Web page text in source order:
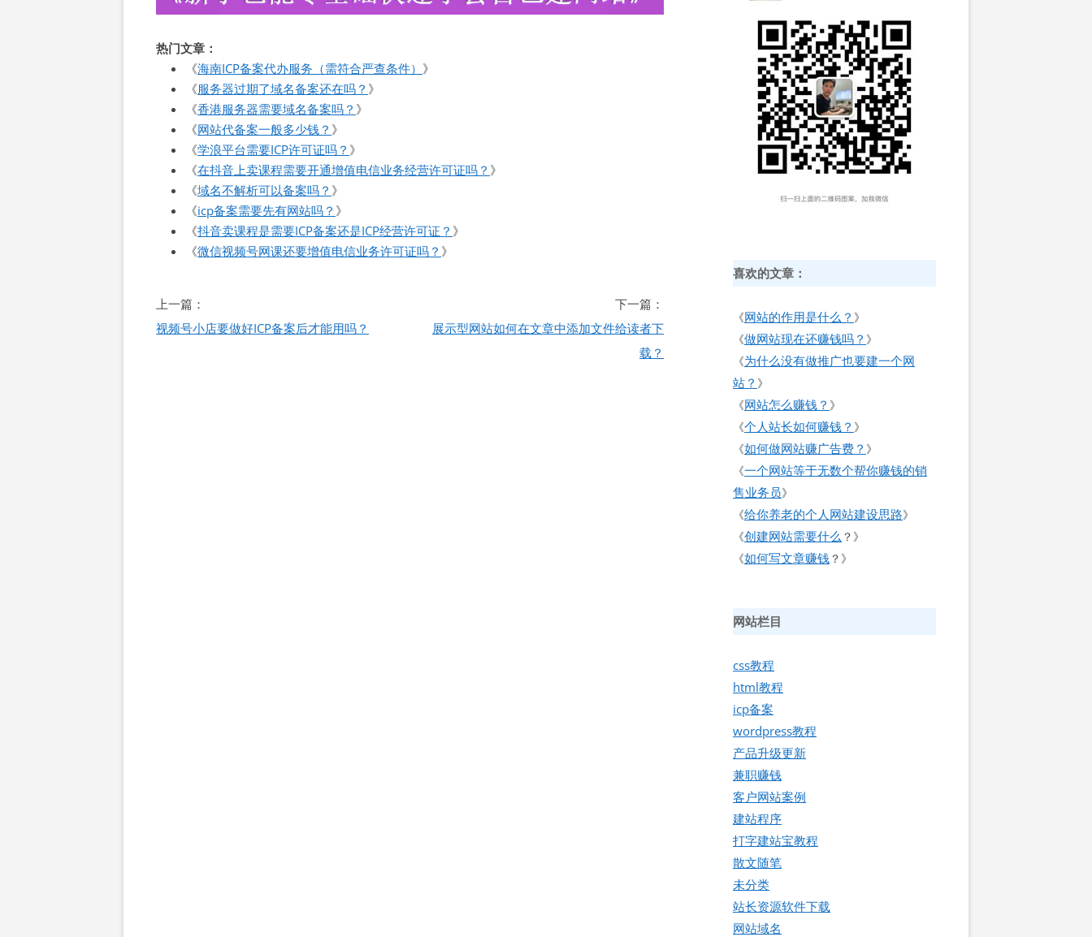
热门文章：
《海南ICP备案代办服务（需符合严查条件） 》
《服务器过期了域名备案还在吗？ 》
《香港服务器需要域名备案吗？ 》
《网站代备案一般多少钱？ 》
《学浪平台需要ICP许可证吗？ 》
《在抖音上卖课程需要开通增值电信业务经营许可证吗？ 》
《域名不解析可以备案吗？ 》
《icp备案需要先有网站吗？ 》
《抖音卖课程是需要ICP备案还是ICP经营许可证？ 》
《微信视频号网课还要增值电信业务许可证吗？ 》
文
章
上一篇：
视频号小店要做好ICP备案后才能用吗？
下一篇：
展示型网站如何在文章中添加文件给读者下
载？
喜欢的文章：
《网站的作用是什么？ 》
《做网站现在还赚钱吗？ 》
《为什么没有做推广也要建一个网
站？ 》
《网站怎么赚钱？ 》
《个人站长如何赚钱？ 》
《如何做网站赚广告费？ 》
《一个网站等于无数个帮你赚钱的销
售业务员》
《给你养老的个人网站建设思路》
《创建网站需要什么 ？》
《如何写文章赚钱 ？》
网站栏目
css教程
html教程
icp备案
wordpress教程
产品升级更新
兼职赚钱
客户网站案例
建站程序
打字建站宝教程
散文随笔
未分类
站长资源软件下载
网站域名